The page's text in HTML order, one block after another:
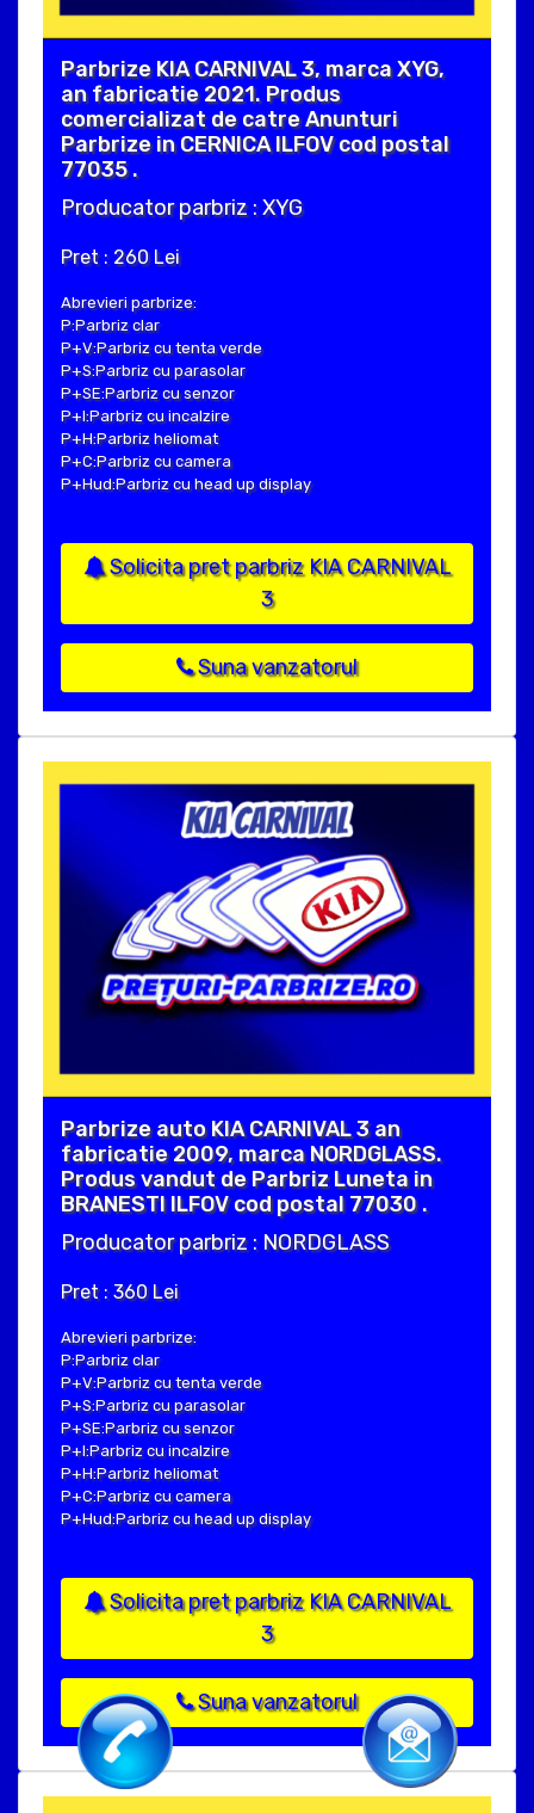
Parbrize KIA CARNIVAL 3, marca XYG,
an fabricatie 2021. Produs
comercializat de catre Anunturi
Parbrize in CERNICA ILFOV cod postal
77035 .
Producator parbriz : XYG
Pret : 260 Lei
Abrevieri parbrize:
P:Parbriz clar
P+V:Parbriz cu tenta verde
P+S:Parbriz cu parasolar
P+SE:Parbriz cu senzor
P+I:Parbriz cu incalzire
P+H:Parbriz heliomat
P+C:Parbriz cu camera
P+Hud:Parbriz cu head up display
Solicita pret parbriz KIA CARNIVAL
3
Suna vanzatorul
Parbrize auto KIA CARNIVAL 3 an
fabricatie 2009, marca NORDGLASS.
Produs vandut de Parbriz Luneta in
BRANESTI ILFOV cod postal 77030 .
Producator parbriz : NORDGLASS
Pret : 360 Lei
Abrevieri parbrize:
P:Parbriz clar
P+V:Parbriz cu tenta verde
P+S:Parbriz cu parasolar
P+SE:Parbriz cu senzor
P+I:Parbriz cu incalzire
P+H:Parbriz heliomat
P+C:Parbriz cu camera
P+Hud:Parbriz cu head up display
Solicita pret parbriz KIA CARNIVAL
3
Suna vanzatorul